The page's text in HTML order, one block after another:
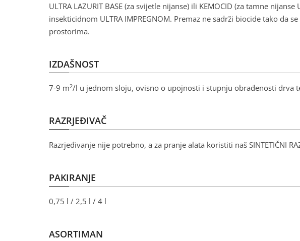
ULTRA LAZURIT BASE (za svijetle nijanse) ili KEMOCID (za tamne nijanse
insekticidnom ULTRA IMPREGNOM. Premaz ne sadrži biocide tako da
prostorima.
IZDAŠNOST
7-9 m2/l u jednom sloju, ovisno o upojnosti i stupnju obrađenosti drva
RAZRJEĐIVAČ
Razrjeđivanje nije potrebno, a za pranje alata koristiti naš SINTETIČNI
PAKIRANJE
0,75 l / 2,5 l / 4 l
ASORTIMAN